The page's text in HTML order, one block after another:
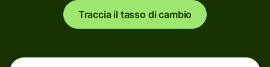
Traccia il tasso di cambio